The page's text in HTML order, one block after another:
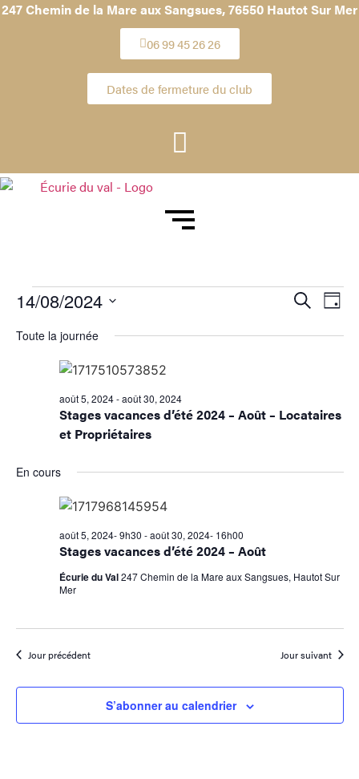
247 Chemin de la Mare aux Sangsues,76550 Hautot Sur Mer
06 99 45 26 26
Dates de fermeture du club
et
vues
Recherche
de
Jour
14/08/2024
une
date.
Toute la journée
Stages vacances d’été 2024 – Août – Locataires
et Propriétaires
août 5, 2024-août 30, 2024
En cours
Stages vacances d’été 2024 – Août
août 5, 2024- 9h30 -août 30, 2024- 16h00
Écurie du Val247 Chemin de la Mare aux Sangsues, Hautot Sur
Mer
Jour précédent Jour suivant
S’abonner au calendrier